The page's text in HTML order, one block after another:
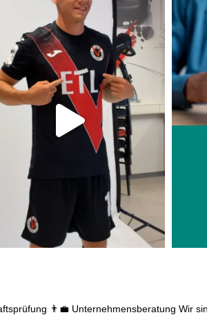
flexible
👨‍💼 Unternehmensberatung Wir